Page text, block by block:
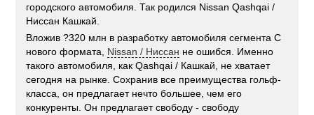
городского автомобиля. Так родился Nissan Qashqai /
Ниссан Кашкай.
Вложив ?320 млн в разработку автомобиля сегмента С
нового формата, Nissan / Ниссан не ошибся. Именно
такого автомобиля, как Qashqai / Кашкай, не хватает
сегодня на рынке. Сохранив все преимущества гольф-
класса, он предлагает нечто большее, чем его
конкуренты. Он предлагает свободу - свободу